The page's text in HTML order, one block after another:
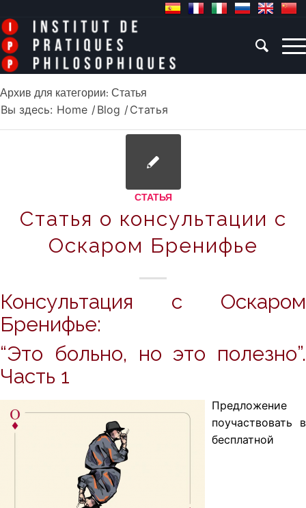
Архив для категории: Статья
Вы здесь: Home / Blog / Статья
СТАТЬЯ
Статья о консультации с
Оскаром Бренифье
Консультация с Оскаром
Бренифье:
“Это больно, но это полезно”.
Часть 1
Предложение
поучаствовать в
бесплатной